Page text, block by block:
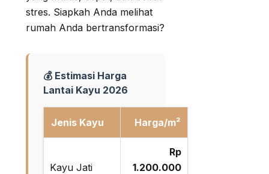
stres. Siapkah Anda melihat
rumah Anda bertransformasi?
💰 Estimasi Harga
Lantai Kayu 2026
Jenis Kayu Harga/m²
Kayu Jati
Rp
1.200.000